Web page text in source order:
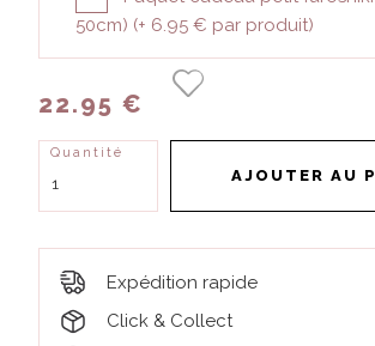
50cm) (+ 6.95 € par produit)
22.95 €
Quantité
AJOUTER AU
Expédition rapide
Click & Collect